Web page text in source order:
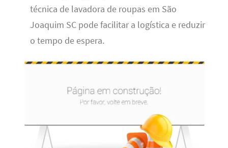
técnica de lavadora de roupas em São
Joaquim SC pode facilitar a logística e reduzir
o tempo de espera.